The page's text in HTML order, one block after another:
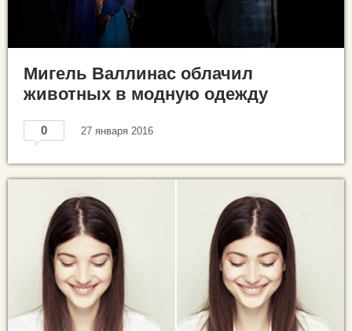
Мигель Валлинас облачил
животных в модную одежду
0 27 января 2016